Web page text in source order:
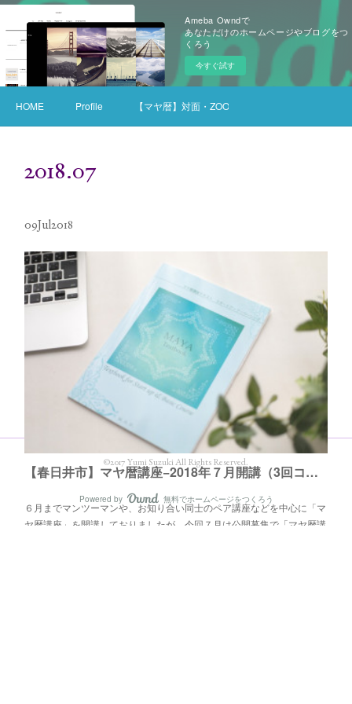
Ameba Owndで
あなただけのホームページやブログをつ
くろう
今すぐ試す
HOME Profile 【マヤ暦】対面・ZOOMセッション
2018.07
09Jul2018
【春日井市】マヤ暦講座−2018年７月開講（3回コース）
６月までマンツーマンや、お知り合い同士のペア講座などを中心に「マ
ヤ暦講座」を開講しておりましたが、今回７月は公開募集で「マヤ暦講
©2017 Yumi Suzuki All Rights Reserved.
Powered by AmebaOwnd
無料でホームページをつくろう